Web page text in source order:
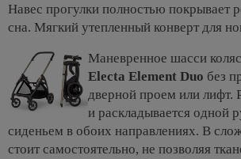
Навес прогулки полностью покрывает
сна. Мягкий утепленный конверт для
Маневренное шасси
Electa Element Duo без
дверной проем или лифт.
и раскладывается одной
сиденьем в обоих направлениях. В
стоит самостоятельно, не позволяя